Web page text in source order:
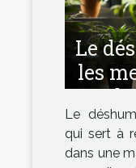
Le
les
Le
qui sert à
dans une